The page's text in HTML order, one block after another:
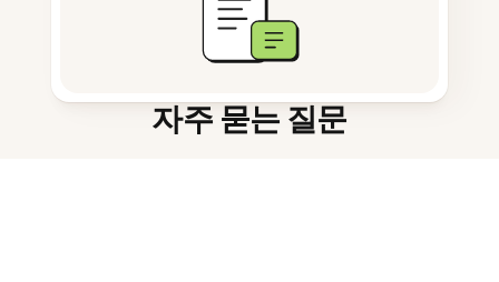
자주 묻는 질문